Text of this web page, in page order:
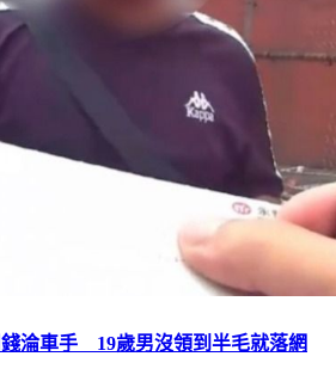
淪車手 19歲男沒領到半毛就落網